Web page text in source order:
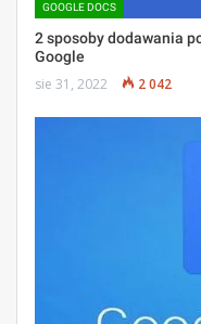
GOOGLE DOCS
2 sposoby dodawania
Google
sie 31, 2022 2 042